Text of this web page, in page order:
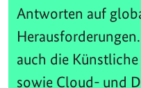
Antworten auf
auch die
sowie Cloud- und